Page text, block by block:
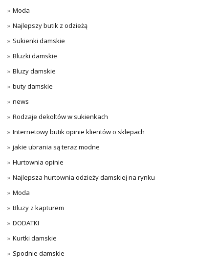
Moda
Najlepszy butik z odzieżą
Sukienki damskie
Bluzki damskie
Bluzy damskie
buty damskie
news
Rodzaje dekoltów w sukienkach
Internetowy butik opinie klientów o sklepach
jakie ubrania są teraz modne
Hurtownia opinie
Najlepsza hurtownia odzieży damskiej na rynku
Moda
Bluzy z kapturem
DODATKI
Kurtki damskie
Spodnie damskie